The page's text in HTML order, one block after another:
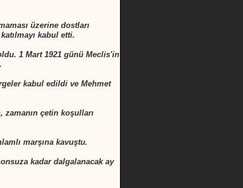
üzerine dostları
kabul etti.
1 Mart 1921 günü Meclis'in
kabul edildi ve Mehmet
zamanın çetin koşulları
marşına kavuştu.
kadar dalgalanacak ay